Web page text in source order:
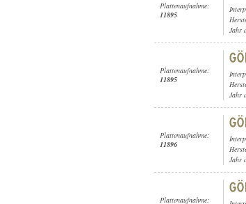
Plattenaufnahme:
11895
Jahr
Plattenaufnahme:
11895
Jahr
Plattenaufnahme:
11896
Jahr
Plattenaufnahme: